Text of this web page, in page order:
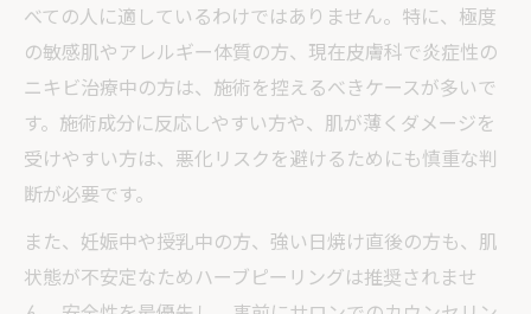
べての人に適しているわけではありません。特に、極度
の敏感肌やアレルギー体質の方、現在皮膚科で炎症性の
ニキビ治療中の方は、施術を控えるべきケースが多いで
す。施術成分に反応しやすい方や、肌が薄くダメージを
受けやすい方は、悪化リスクを避けるためにも慎重な判
断が必要です。
また、妊娠中や授乳中の方、強い日焼け直後の方も、肌
状態が不安定なためハーブピーリングは推奨されませ